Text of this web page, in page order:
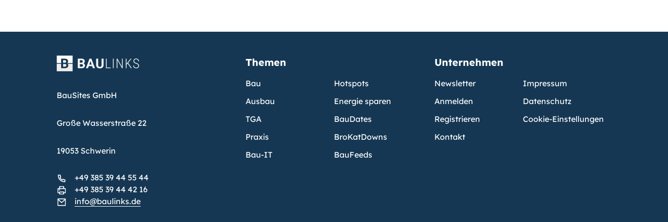
BauSites GmbH
Große Wasserstraße 22
19053 Schwerin
+49 385 39 44 55 44
+49 385 39 44 42 16
info@baulinks.de
Themen
Bau
Ausbau
TGA
Praxis
Bau-IT
Hotspots
Energie sparen
BauDates
BroKatDowns
BauFeeds
Unternehmen
Newsletter
Anmelden
Registrieren
Kontakt
Impressum
Datenschutz
Cookie-Einstellungen